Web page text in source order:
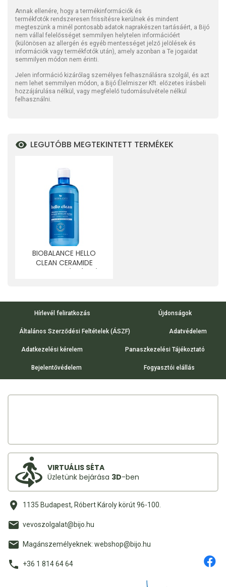
Annak ellenére, hogy a termékinformációk és
termékfotók rendszeresen frissítésre kerülnek és mindent
megteszünk a minél pontosabb adatok naprakészen tartásáért, a Bijó
nem vállal felelősséget semmilyen helytelen információért
(különösen az allergén és egyéb mentességet jelző jelölések és
információk vagy termékfotók után), amely azonban a Te jogaidat
semmilyen módon nem érinti.
Jelen információ kizárólag személyes felhasználásra szolgál, és azt
nem lehet semmilyen módon, a Bijó Élelmiszer Kft. előzetes írásbeli
hozzájárulása nélkül, vagy megfelelő tudomásulvétele nélkül
felhasználni.
LEGUTÓBB MEGTEKINTETT TERMÉKEK
BIOBALANCE HELLO
CLEAN CERAMIDE
BŐRTÍPUSRA 500 ML
Hírlevél feliratkozás Újdonságok
Általános Szerződési Feltételek (ÁSZF) Adatvédelem
Adatkezelési kérelem Panaszkezelési Tájékoztató
Bejelentővédelem Fogyasztói elállás
VIRTUÁLIS SÉTA
Üzletünk bejárása 3D-ben
1135 Budapest, Róbert Károly körút 96-100.
vevoszolgalat@bijo.hu
Magánszemélyeknek: webshop@bijo.hu
+36 1 814 64 64